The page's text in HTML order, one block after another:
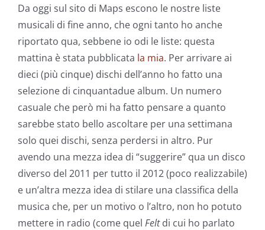
Da oggi sul sito di Maps escono le nostre liste
musicali di fine anno, che ogni tanto ho anche
riportato qua, sebbene io odi le liste: questa
mattina è stata pubblicata la mia. Per arrivare ai
dieci (più cinque) dischi dell’anno ho fatto una
selezione di cinquantadue album. Un numero
casuale che però mi ha fatto pensare a quanto
sarebbe stato bello ascoltare per una settimana
solo quei dischi, senza perdersi in altro. Pur
avendo una mezza idea di “suggerire” qua un disco
diverso del 2011 per tutto il 2012 (poco realizzabile)
e un’altra mezza idea di stilare una classifica della
musica che, per un motivo o l’altro, non ho potuto
mettere in radio (come quel Feltdi cui ho parlato